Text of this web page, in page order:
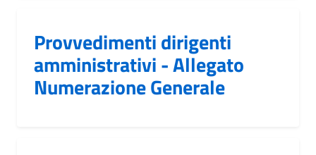
Provvedimenti dirigenti
amministrativi - Allegato
Numerazione Generale